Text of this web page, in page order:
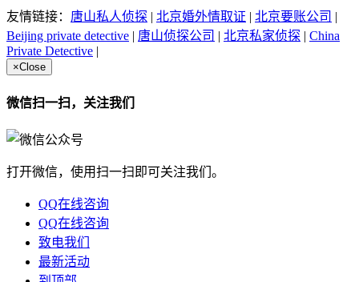
友情链接： 唐山私人侦探 | 北京婚外情取证 | 北京要账公司 |
Beijing private detective | 唐山侦探公司 | 北京私家侦探 | China
Private Detective |
×Close
微信扫一扫，关注我们
打开微信，使用扫一扫即可关注我们。
QQ在线咨询
QQ在线咨询
致电我们
最新活动